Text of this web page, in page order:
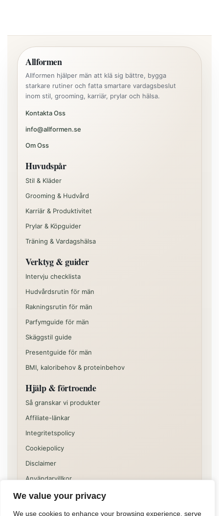
We value your privacy
We use cookies to enhance your browsing experience, serve
Allformen
Allformen hjälper män att klä sig bättre, bygga
starkare rutiner och fatta smartare vardagsbeslut
inom stil, grooming, karriär, prylar och hälsa.
Kontakta Oss
info@allformen.se
Om Oss
Huvudspår
Stil & Kläder
Grooming & Hudvård
Karriär & Produktivitet
Prylar & Köpguider
Träning & Vardagshälsa
Verktyg & guider
Intervju checklista
Hudvårdsrutin för män
Rakningsrutin för män
Parfymguide för män
Skäggstil guide
Presentguide för män
BMI, kaloribehov & proteinbehov
Hjälp & förtroende
Så granskar vi produkter
Affiliate-länkar
Integritetspolicy
Cookiepolicy
Disclaimer
Användarvillkor
Vissa delar av sajten kan innehålla kommersiella
rekommendationer eller affiliatelänkar. Innehållet på